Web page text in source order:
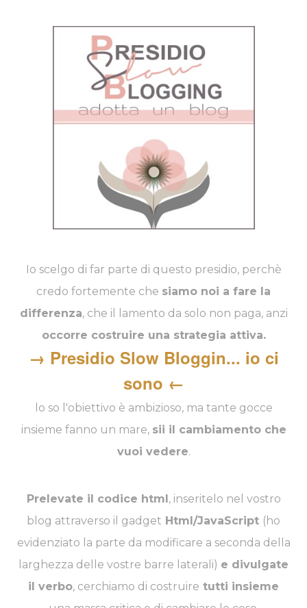
Io scelgo di far parte di questo presidio, perchè
credo fortemente che siamo noi a fare la
differenza, che il lamento da solo non paga, anzi
occorre costruire una strategia attiva.
→ Presidio Slow Bloggin... io ci
sono ←
lo so l'obiettivo è ambizioso, ma tante gocce
insieme fanno un mare, sii il cambiamento che
vuoi vedere.
Prelevate il codice html, inseritelo nel vostro
blog attraverso il gadget Html/JavaScript (ho
evidenziato la parte da modificare a seconda della
larghezza delle vostre barre laterali) e divulgate
il verbo, cerchiamo di costruire tutti insieme